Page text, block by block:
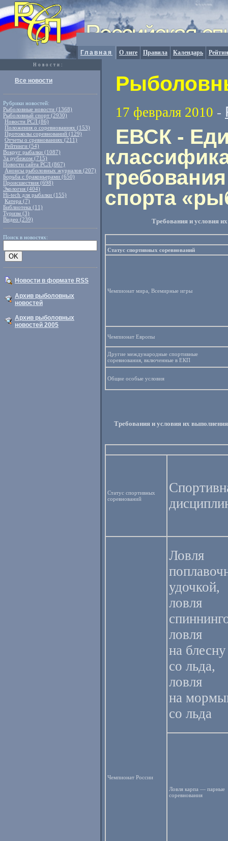
Главная О лиге Правила Календарь
Новости:
Все новости
Рубрики новостей:
Рыболовные новости (1368)
Рыболовный спорт (2930)
Новости РСЛ (86)
Положения о соревнованиях (153)
Протоколы соревнований (129)
Отчеты о сревнованиях (211)
Рейтинги (54)
Вокруг рыбалки (1087)
За рубежом (715)
Новости сайта РСЛ (867)
Анонсы рыболовных журналов (207)
Борьба с браконьерами (650)
Происшествия (698)
Экология (404)
Hi-tech для рыбалки (155)
Катера (7)
Библиотека (11)
Туризм (3)
Видео (239)
Поиск в новостях:
Новости в формате RSS
Архив рыболовных
новостей
Архив рыболовных
новостей 2005
17 февраля 2010 -
ЕВСК -
спорта
Требования и условия
Статус спортивных соревнований
Чемпионат мира, Всемирные игры
Чемпионат Европы
Другие международные спортивные
соревнования, включенные в ЕКП
Общие особые условия
Требования и условия их
Статус спортивных
соревнований
Чемпионат России
Ловля
удочкой,
ловля
ловля
на блесну
со льда,
ловля
на
со льда
Ловля карпа — парные
соревнования